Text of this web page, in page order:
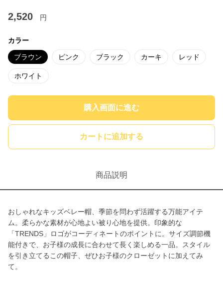
2,520 円
カラー
ブラウン ピンク ブラック カーキ レッド
ホワイト
購入画面に進む
カートに追加する
商品説明
おしゃれなキッズベレー帽、季節を問わず活躍する万能アイテ
ム。柔らかな素材が心地よい被り心地を提供。印象的な
「TRENDS」ロゴがコーディネートのポイントに。サイズ調節機
能付きで、お子様の成長に合わせて長く楽しめる一品。スタイル
を引き立てるこの帽子、ぜひお子様のクローゼットに加えてみ
て。